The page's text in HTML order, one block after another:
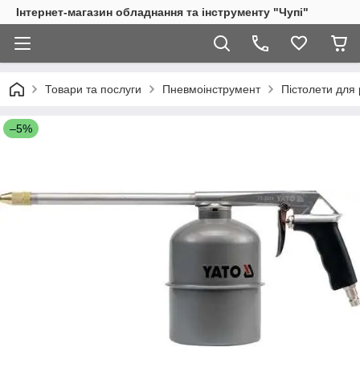
Інтернет-магазин обладнання та інструменту "Чупі"
Товари та послуги Пневмоінструмент Пістолети для
–5%